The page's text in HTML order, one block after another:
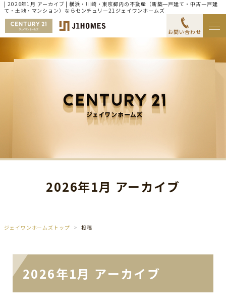
| 2026年1月 アーカイブ | 横浜・川崎・東京都内の不動産（新築一戸建て・中古一戸建
て・土地・マンション）ならセンチュリー21ジェイワンホームズ
お問い合わせ
2026年1月 アーカイブ
ジェイワンホームズトップ 投稿
2026年1月 アーカイブ